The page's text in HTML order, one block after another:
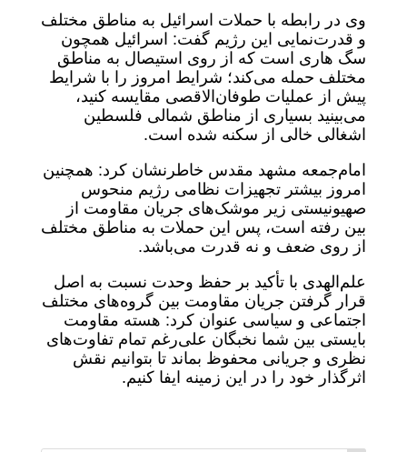
وی در رابطه با حملات اسرائیل به مناطق مختلف
و قدرت‌نمایی این رژیم گفت: اسرائیل همچون
سگ هاری است که از روی استیصال به مناطق
مختلف حمله می‌کند؛ شرایط امروز را با شرایط
پیش از عملیات طوفان‌الاقصی مقایسه کنید،
می‌بینید بسیاری از مناطق شمالی فلسطین
اشغالی خالی از سکنه شده است.
امام‌جمعه مشهد مقدس خاطرنشان کرد: همچنین
امروز بیشتر تجهیزات نظامی رژیم منحوس
صهیونیستی زیر موشک‌های جریان مقاومت از
بین رفته است، پس این حملات به مناطق مختلف
از روی ضعف و نه قدرت می‌باشد.
علم‌الهدی با تأکید بر حفظ وحدت نسبت به اصل
قرار گرفتن جریان مقاومت بین گروه‌های مختلف
اجتماعی و سیاسی عنوان کرد: هسته مقاومت
بایستی بین شما نخبگان علی‌رغم تمام تفاوت‌های
نظری و جریانی محفوظ بماند تا بتوانیم نقش
اثرگذار خود را در این زمینه ایفا کنیم.